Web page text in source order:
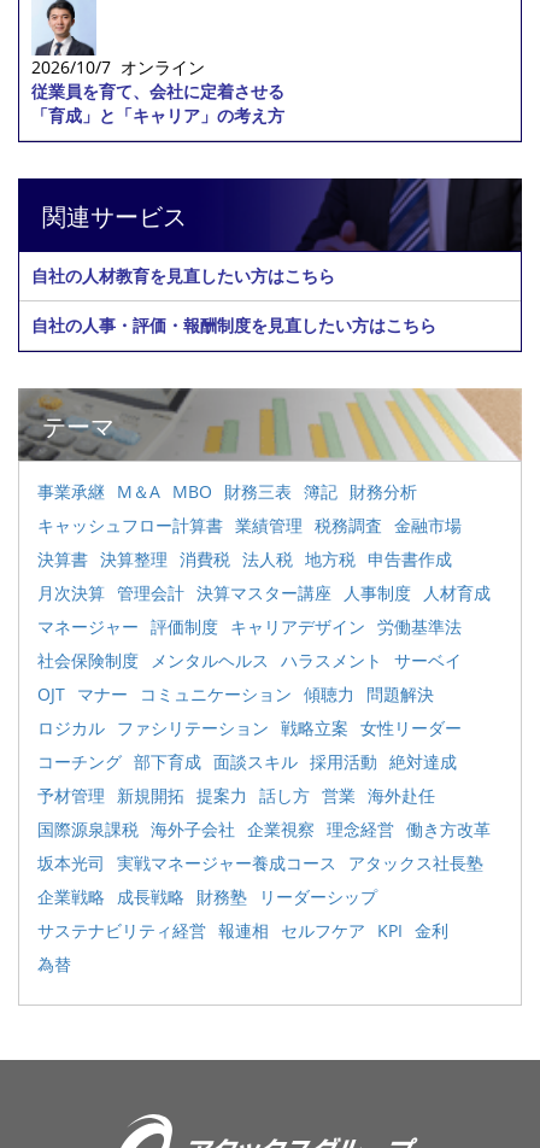
2026/10/7 オンライン
従業員を育て、会社に定着させる
「育成」と「キャリア」の考え方
関連サービス
自社の人材教育を見直したい方はこちら
自社の人事・評価・報酬制度を見直したい方はこちら
テーマ
事業承継 M＆A MBO 財務三表 簿記 財務分析
キャッシュフロー計算書 業績管理 税務調査 金融市場
決算書 決算整理 消費税 法人税 地方税 申告書作成
月次決算 管理会計 決算マスター講座 人事制度
人材育成
マネージャー 評価制度 キャリアデザイン 労働基準法
社会保険制度
メンタルヘルス ハラスメント
サーベイ
OJT マナー コミュニケーション 傾聴力
問題解決
ロジカル ファシリテーション 戦略立案 女性リーダー
コーチング 部下育成 面談スキル 採用活動 絶対達成
予材管理
新規開拓 提案力 話し方 営業 海外赴任
国際源泉課税 海外子会社 企業視察 理念経営 働き方改革
坂本光司
実戦マネージャー養成コース
アタックス社長塾
企業戦略 成長戦略 財務塾
リーダーシップ
サステナビリティ経営 報連相 セルフケア KPI 金利
為替